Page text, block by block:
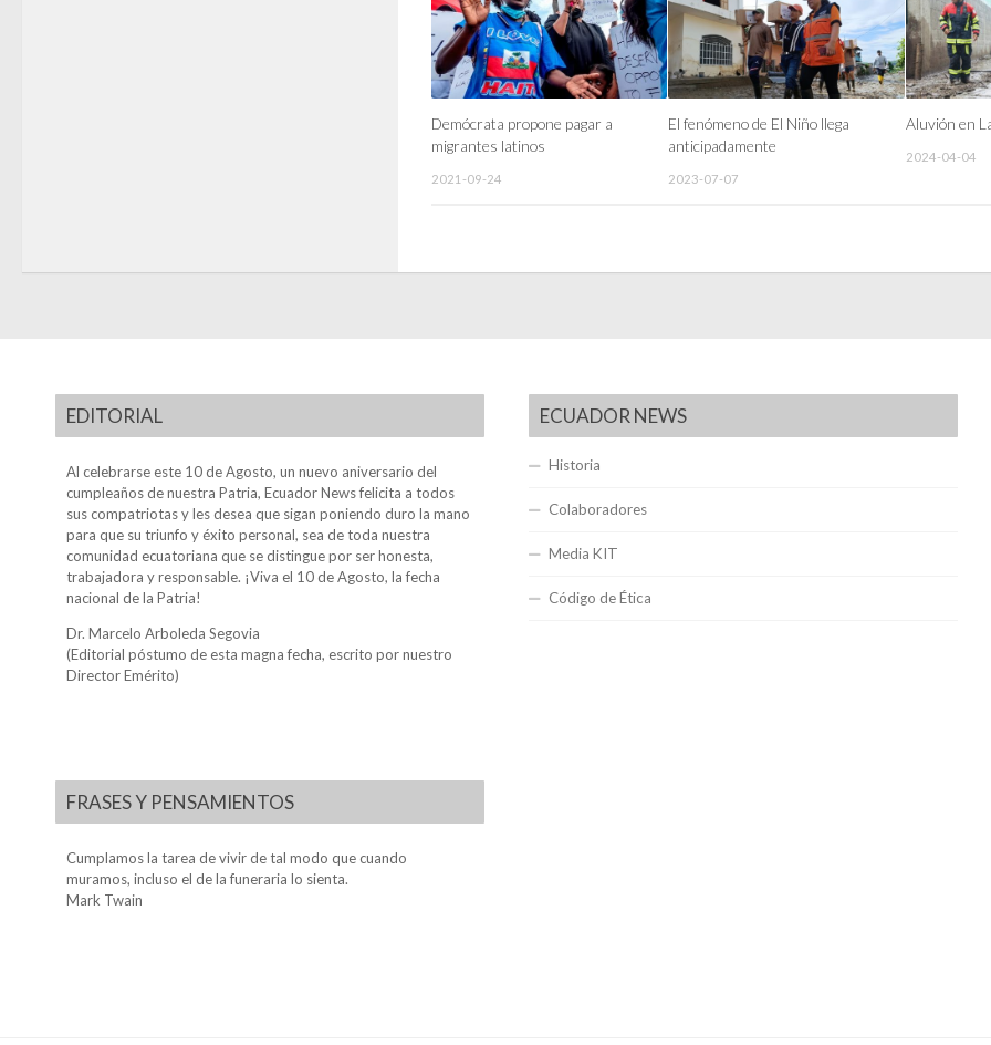
Demócrata propone pagar a
migrantes latinos
2021-09-24
El fenómeno de El Niño llega
anticipadamente
2023-07-07
Aluvión en
2024-04-04
EDITORIAL
Al celebrarse este 10 de Agosto, un nuevo aniversario del
cumpleaños de nuestra Patria, Ecuador News felicita a todos
sus compatriotas y les desea que sigan poniendo duro la mano
para que su triunfo y éxito personal, sea de toda nuestra
comunidad ecuatoriana que se distingue por ser honesta,
trabajadora y responsable. ¡Viva el 10 de Agosto, la fecha
nacional de la Patria!
Dr. Marcelo Arboleda Segovia
(Editorial póstumo de esta magna fecha, escrito por nuestro
Director Emérito)
FRASES Y PENSAMIENTOS
Cumplamos la tarea de vivir de tal modo que cuando
muramos, incluso el de la funeraria lo sienta.
Mark Twain
ECUADOR NEWS
Historia
Colaboradores
Media KIT
Código de Ética